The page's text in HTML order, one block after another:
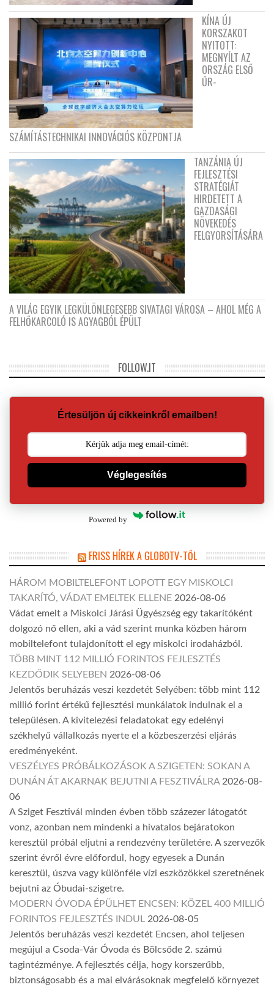
KÍNA ÚJ
KORSZAKOT
NYITOTT:
MEGNYÍLT AZ
ORSZÁG ELSŐ
ŰR-
SZÁMÍTÁSTECHNIKAI INNOVÁCIÓS KÖZPONTJA
TANZÁNIA ÚJ
FEJLESZTÉSI
STRATÉGIÁT
HIRDETETT A
GAZDASÁGI
NÖVEKEDÉS
FELGYORSÍTÁSÁRA
A VILÁG EGYIK LEGKÜLÖNLEGESEBB SIVATAGI VÁROSA – AHOL MÉG A
FELHŐKARCOLÓ IS AGYAGBÓL ÉPÜLT
FOLLOW.IT
Értesüljön új cikkeinkről emailben!
Véglegesítés
Powered by
FRISS HÍREK A GLOBOTV-TŐL
HÁROM MOBILTELEFONT LOPOTT EGY MISKOLCI
TAKARÍTÓ, VÁDAT EMELTEK ELLENE 2026-08-06
Vádat emelt a Miskolci Járási Ügyészség egy takarítóként
dolgozó nő ellen, aki a vád szerint munka közben három
mobiltelefont tulajdonított el egy miskolci irodaházból.
TÖBB MINT 112 MILLIÓ FORINTOS FEJLESZTÉS
KEZDŐDIK SELYEBEN 2026-08-06
Jelentős beruházás veszi kezdetét Selyében: több mint 112
millió forint értékű fejlesztési munkálatok indulnak el a
településen. A kivitelezési feladatokat egy edelényi
székhelyű vállalkozás nyerte el a közbeszerzési eljárás
eredményeként.
VESZÉLYES PRÓBÁLKOZÁSOK A SZIGETEN: SOKAN A
DUNÁN ÁT AKARNAK BEJUTNI A FESZTIVÁLRA 2026-08-
06
A Sziget Fesztivál minden évben több százezer látogatót
vonz, azonban nem mindenki a hivatalos bejáratokon
keresztül próbál eljutni a rendezvény területére. A szervezők
szerint évről évre előfordul, hogy egyesek a Dunán
keresztül, úszva vagy különféle vízi eszközökkel szeretnének
bejutni az Óbudai-szigetre.
MODERN ÓVODA ÉPÜLHET ENCSEN: KÖZEL 400 MILLIÓ
FORINTOS FEJLESZTÉS INDUL 2026-08-05
Jelentős beruházás veszi kezdetét Encsen, ahol teljesen
megújul a Csoda-Vár Óvoda és Bölcsőde 2. számú
tagintézménye. A fejlesztés célja, hogy korszerűbb,
biztonságosabb és a mai elvárásoknak megfelelő környezet